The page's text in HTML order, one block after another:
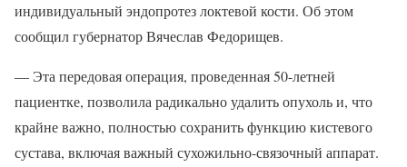
индивидуальный эндопротез локтевой кости. Об этом
сообщил губернатор Вячеслав Федорищев.
— Эта передовая операция, проведенная 50-летней
пациентке, позволила радикально удалить опухоль и, что
крайне важно, полностью сохранить функцию кистевого
сустава, включая важный сухожильно-связочный аппарат.